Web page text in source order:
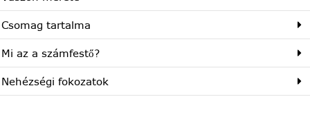
Csomag tartalma
Mi az a számfestő?
Nehézségi fokozatok